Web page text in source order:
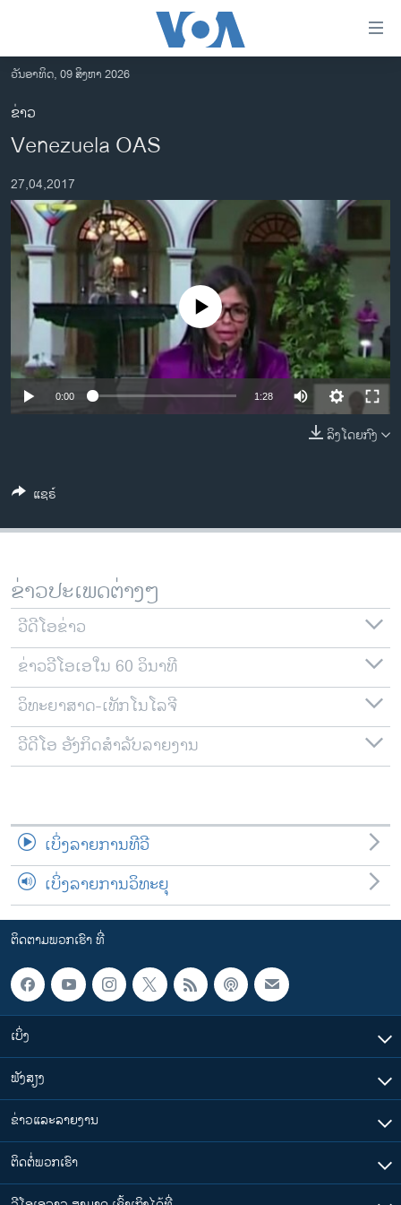
ເຂົ້າ
ຫາ
ຂ້າມ
ຂ້າມ
ໄປ
ຫາ
ຊອກ
ຄົ້ນ
ອາເມຣິກາ
ການເລືອກຕັ້ງ ປະທານາທີບໍດີ ສະຫະລັດ 2024
ຂ່າວ​ຈີນ
ໂລກ
ເອເຊຍ
ອິດສະຫຼະພາບດ້ານການຂ່າວ
ຊີວິດຊາວລາວ
ຊຸມຊົນຊາວລາວ
ວິທະຍາສາດ-ເທັກໂນໂລຈີ
ພາສາອັງກິດ
ລາຍການກະຈາຍສຽງ
ລາຍງານ
ຕິດຕາມພວກເຮົາ ທີ່
ພາສາຕ່າງໆ
ວັນອາທິດ, 09 ສິງຫາ 2026
ຂ່າວ
Venezuela OAS
27,04,2017
No media source currently available
0:00 1:28
ລິງໂດຍກົງ
ແຊຣ໌
ຂ່າວປະເພດຕ່າງໆ
ວີດີໂອຂ່າວ
ຂ່າວວີໂອເອໃນ 60 ວິນາທີ
ວິທະຍາສາດ-ເທັກໂນໂລຈີ
ວີດີໂອ ອັງກິດສຳລັບລາຍງານ
ເບິ່ງລາຍການທີວີ
ເບິ່ງລາຍການວິທະຍຸ
ຕິດຕາມພວກເຮົາ ທີ່
ເບິ່ງ
ຟັງສຽງ
ຂ່າວແລະລາຍງານ
ຕິດຕໍ່ພວກເຮົາ